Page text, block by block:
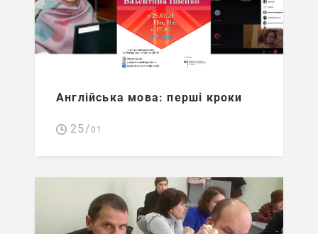
Англійська мова: перші кроки
25/01